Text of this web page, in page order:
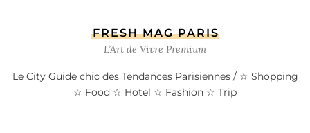
FRESH MAG PARIS
L’Art de Vivre Premium
Le City Guide chic des Tendances Parisiennes / ☆ Shopping
☆ Food ☆ Hotel ☆ Fashion ☆ Trip